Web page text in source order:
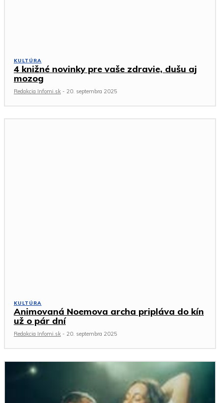
KULTÚRA
4 knižné novinky pre vaše zdravie, dušu aj
mozog
Redakcia Infomi.sk - 20. septembra 2025
KULTÚRA
Animovaná Noemova archa pripláva do kín
už o pár dní
Redakcia Infomi.sk - 20. septembra 2025